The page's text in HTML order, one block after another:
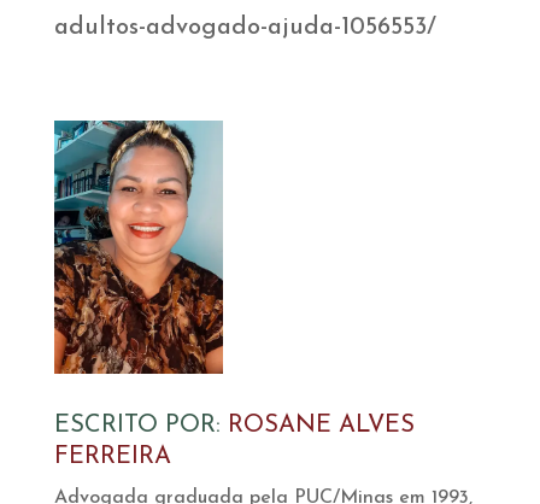
adultos-advogado-ajuda-1056553/
ESCRITO POR: ROSANE ALVES
FERREIRA
Advogada graduada pela PUC/Minas em 1993,